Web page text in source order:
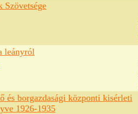
Szövetsége
leányról
és borgazdasági központi kisérleti
1926-1935